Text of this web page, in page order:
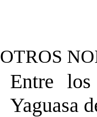
OTROS
Entre
Yaguasa